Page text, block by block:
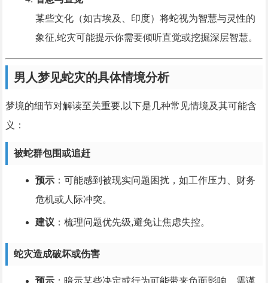
某些文化（如古埃及、印度）将蛇视为智慧与灵性的
象征,蛇灾可能提示你需要倾听直觉或挖掘深层智慧。
男人梦见蛇灾的具体情境分析
梦境的细节对解读至关重要,以下是几种常见情境及其可能含
义：
被蛇群包围或追赶
预示：可能感到被现实问题困扰，如工作压力、财务
危机或人际冲突。
建议 ：梳理问题优先级,避免让焦虑失控。
蛇灾造成破坏或伤害